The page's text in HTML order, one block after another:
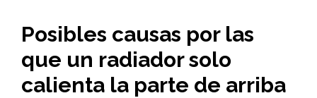
Posibles causas por las
que un radiador solo
calienta la parte de arriba